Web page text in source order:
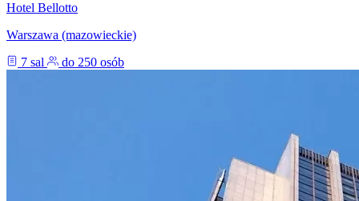
Hotel Bellotto
Warszawa (mazowieckie)
7 sal
do 250 osób